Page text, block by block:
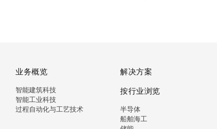
业务概览
智能建筑科技
智能工业科技
过程自动化与工艺技术
解决方案
按行业浏览
半导体
船舶海工